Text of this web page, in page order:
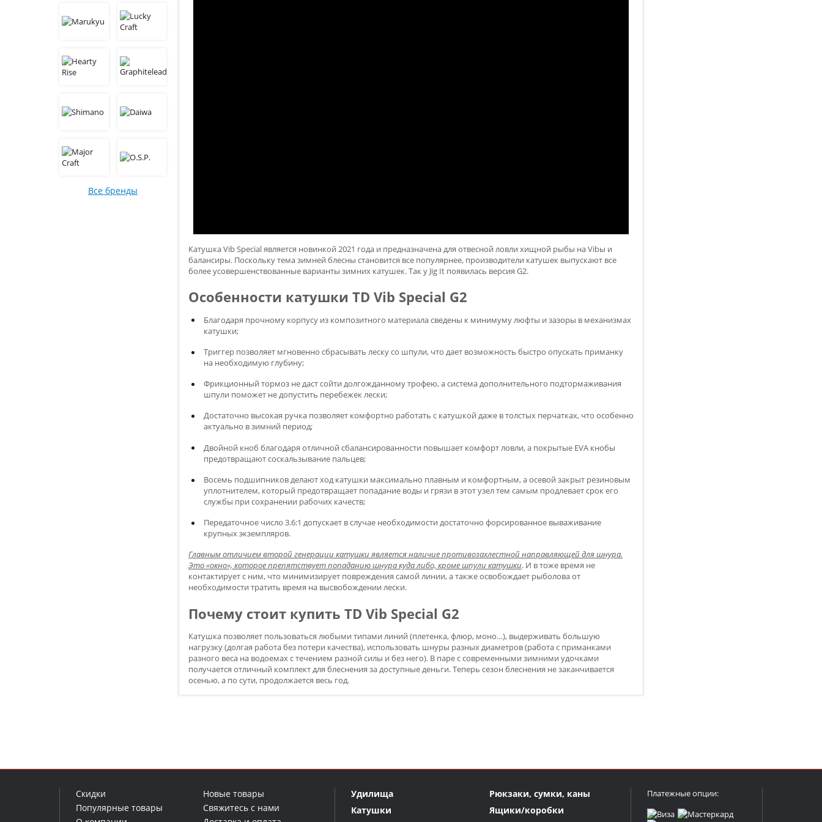
Катушка Vib Special является новинкой 2021 года и предназначена для отвесной ловли хищной рыбы на Vibы и
балансиры. Поскольку тема зимней блесны становится все популярнее, производители катушек выпускают все
более усовершенствованные варианты зимних катушек. Так у Jig It появилась версия G2.
Особенности катушки TD Vib Special G2
Благодаря прочному корпусу из композитного материала сведены к минимуму люфты и зазоры в механизмах
катушки;
Триггер позволяет мгновенно сбрасывать леску со шпули, что дает возможность быстро опускать приманку
на необходимую глубину;
Фрикционный тормоз не даст сойти долгожданному трофею, а система дополнительного подтормаживания
шпули поможет не допустить перебежек лески;
Достаточно высокая ручка позволяет комфортно работать с катушкой даже в толстых перчатках, что особенно
актуально в зимний период;
Двойной кноб благодаря отличной сбалансированности повышает комфорт ловли, а покрытые EVA кнобы
предотвращают соскальзывание пальцев;
Восемь подшипников делают ход катушки максимально плавным и комфортным, а осевой закрыт резиновым
уплотнителем, который предотвращает попадание воды и грязи в этот узел тем самым продлевает срок его
службы при сохранении рабочих качеств;
Передаточное число 3.6:1 допускает в случае необходимости достаточно форсированное вываживание
крупных экземпляров.
Главным отличием второй генерации катушки является наличие противозахлестной направляющей для шнура.
Это «окно», которое препятствует попаданию шнура куда либо, кроме шпули катушки. И в тоже время не
контактирует с ним, что минимизирует повреждения самой линии, а также освобождает рыболова от
необходимости тратить время на высвобождении лески.
Почему стоит купить TD Vib Special G2
Катушка позволяет пользоваться любыми типами линий (плетенка, флюр, моно…), выдерживать большую
нагрузку (долгая работа без потери качества), использовать шнуры разных диаметров (работа с приманками
разного веса на водоемах с течением разной силы и без него). В паре с современными зимними удочками
получается отличный комплект для блеснения за доступные деньги. Теперь сезон блеснения не заканчивается
осенью, а по сути, продолжается весь год.
Все бренды
Скидки
Популярные товары
Новые товары
Свяжитесь с нами
Удилища
Катушки
Рюкзаки, сумки, каны
Ящики/коробки
Платежные опции: